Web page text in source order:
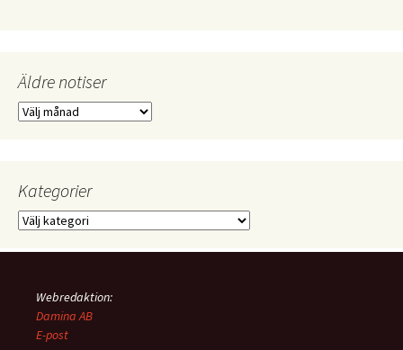
Äldre notiser
Äldre
Kategorier
Kategorier
Webredaktion:
Damina AB
E-post